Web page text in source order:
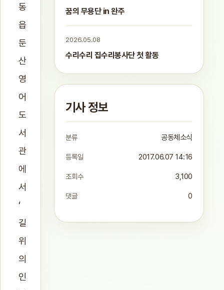
동
읍
둔
산
영
어
도
서
관
에
서
‘
길
위
의
인
꿈의 무용단 in 완주
2026.05.08
수리수리 집수리봉사단 첫 활동
기사 정보
분류 공동체소식
등록일 2017.06.07 14:16
조회수 3,100
댓글 0